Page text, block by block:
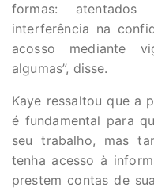
formas:
interferência na
acosso mediante
algumas”, disse.
Kaye ressaltou que a
é fundamental para
seu trabalho, mas
tenha acesso à
prestem contas de